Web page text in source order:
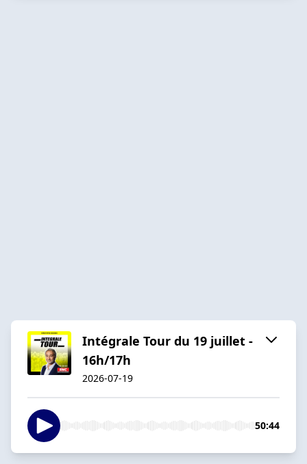
Intégrale Tour du 19 juillet -
16h/17h
2026-07-19
50:44